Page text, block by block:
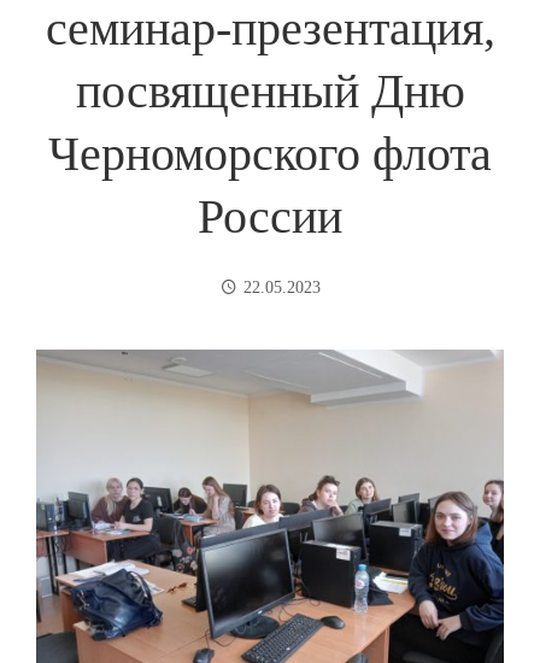
семинар-презентация,
посвященный Дню
Черноморского флота
России
22.05.2023